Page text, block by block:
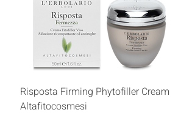
Risposta Firming Phytofiller Cream
Altafitocosmesi